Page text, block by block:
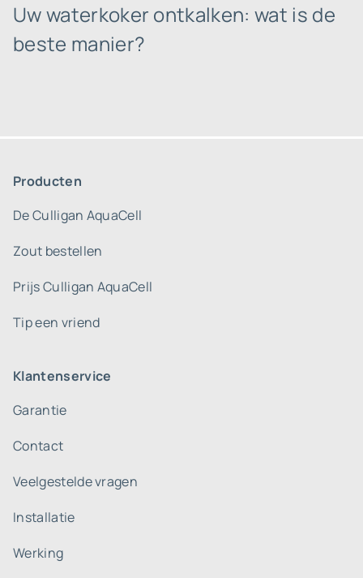
Uw waterkoker ontkalken: wat is de
beste manier?
Producten
De Culligan AquaCell
Zout bestellen
Prijs Culligan AquaCell
Tip een vriend
Klantenservice
Garantie
Contact
Veelgestelde vragen
Installatie
Werking